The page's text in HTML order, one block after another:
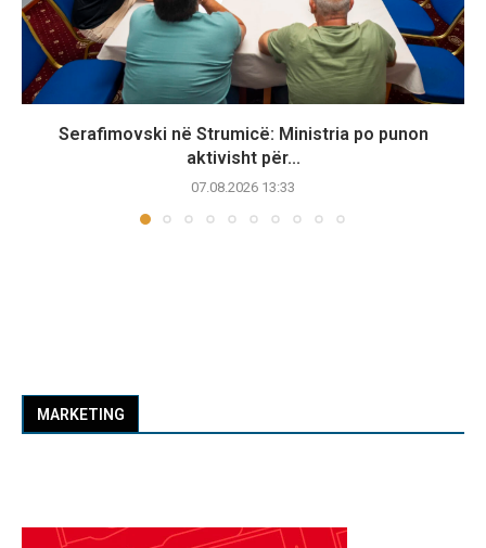
Serafimovski në Strumicë: Ministria po punon
aktivisht për...
07.08.2026 13:33
MARKETING